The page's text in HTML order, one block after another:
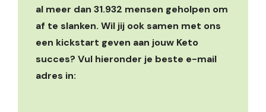
al meer dan 31.932 mensen geholpen om
af te slanken. Wil jij ook samen met ons
een kickstart geven aan jouw Keto
succes? Vul hieronder je beste e-mail
adres in: